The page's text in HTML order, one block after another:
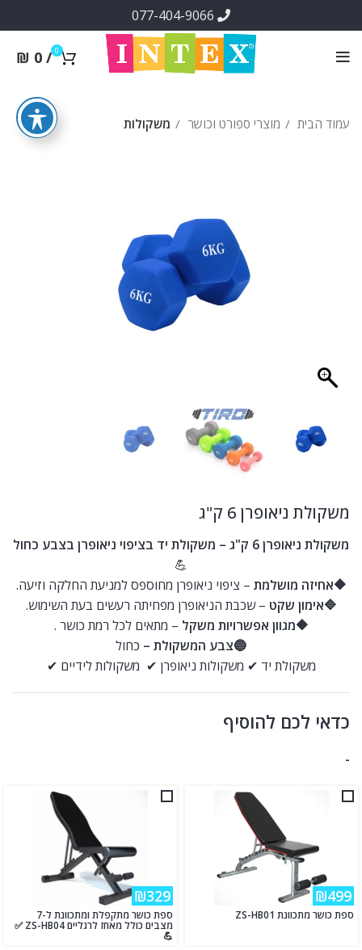
0
/
₪ 0
עמוד הבית מוצרי ספורט וכושר משקולות
משקולת ניאופרן 6 ק"ג
משקולת ניאופרן 6 ק"ג – משקולת יד בציפוי ניאופרן בצבע כחול
💪
🔶אחיזה מושלמת – ציפוי ניאופרן מחוספס למניעת החלקה וזיעה.
🔷אימון שקט – שכבת הניאופרן מפחיתה רעשים בעת השימוש.
🔶מגוון אפשרויות משקל – מתאים לכל רמת כושר .
🔵צבע המשקולת – כחול
משקולת יד ✔ משקולות ניאופרן ✔ משקולות לידיים ✔
כדאי לכם להוסיף
-
₪499
ספת כושר מתכוונת ZS-HB01
₪329
ספת כושר מתקפלת ומתכוונת ל-7
מצבים כולל מאחז לרגליים ZS-HB04 ✅
💪